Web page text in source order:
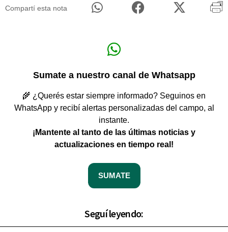
Compartí esta nota
Sumate a nuestro canal de Whatsapp
🌾 ¿Querés estar siempre informado? Seguinos en
WhatsApp y recibí alertas personalizadas del campo, al
instante.
¡Mantente al tanto de las últimas noticias y
actualizaciones en tiempo real!
SUMATE
Seguí leyendo: